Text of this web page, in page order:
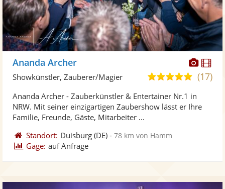
Ananda Archer
5,0
5
(17)
Showkünstler, Zauberer/Magier
Ananda Archer - Zauberkünstler & Entertainer Nr.1 in
NRW. Mit seiner einzigartigen Zaubershow lässt er Ihre
Familie, Freunde, Gäste, Mitarbeiter ...
Standort: Duisburg (DE) -78 km von Hamm
Gage: auf Anfrage